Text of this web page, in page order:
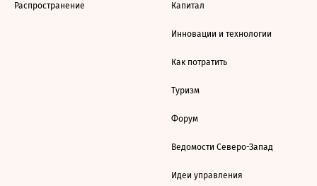
Распространение Капитал
Инновации и технологии
Как потратить
Туризм
Форум
Ведомости Северо-Запад
Идеи управления